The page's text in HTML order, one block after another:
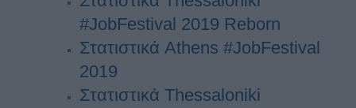
#JobFestival 2019 Reborn
Στατιστικά Athens #JobFestival
2019
Στατιστικά Thessaloniki